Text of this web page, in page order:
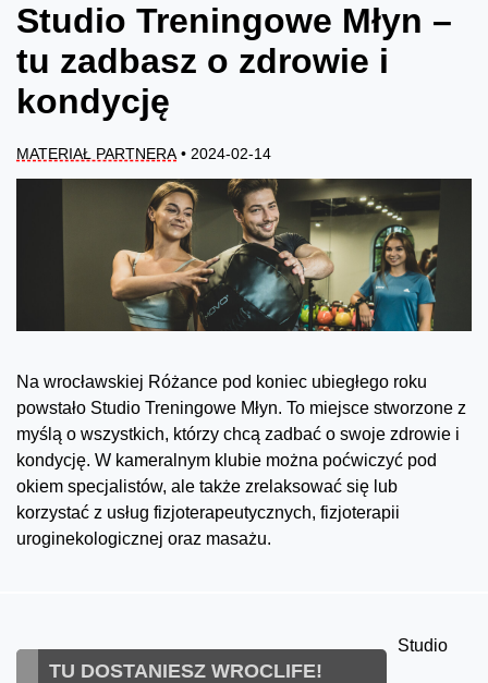
Studio Treningowe Młyn –
tu zadbasz o zdrowie i
kondycję
MATERIAŁ PARTNERA• 2024-02-14
Na wrocławskiej Różance pod koniec ubiegłego roku
powstało Studio Treningowe Młyn. To miejsce stworzone z
myślą o wszystkich, którzy chcą zadbać o swoje zdrowie i
kondycję. W kameralnym klubie można poćwiczyć pod
okiem specjalistów, ale także zrelaksować się lub
korzystać z usług fizjoterapeutycznych, fizjoterapii
uroginekologicznej oraz masażu.
TU DOSTANIESZ WROCLIFE!
Studio